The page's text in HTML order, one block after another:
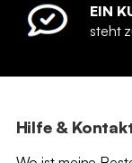
EIN
steht
Hilfe &